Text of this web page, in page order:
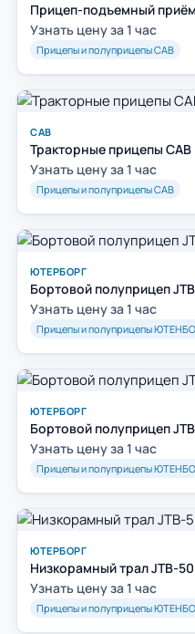
Прицеп-подъемный
Узнать цену за 1 час
Прицепы и полуприцепы САВ
САВ
Тракторные прицепы САВ
Узнать цену за 1 час
Прицепы и полуприцепы САВ
ЮТЕРБОРГ
Бортовой полуприцеп
Узнать цену за 1 час
Прицепы и полуприцепы
ЮТЕРБОРГ
Бортовой полуприцеп
Узнать цену за 1 час
Прицепы и полуприцепы
ЮТЕРБОРГ
Низкорамный трал JTB-50
Узнать цену за 1 час
Прицепы и полуприцепы